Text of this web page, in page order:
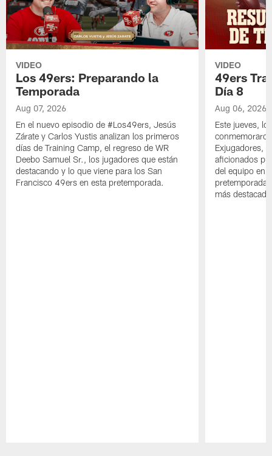
VIDEO
Los 49ers: Preparando la
Temporada
Aug 07, 2026
En el nuevo episodio de #Los49ers, Jesús
Zárate y Carlos Yustis analizan los primeros
días de Training Camp, el regreso de WR
Deebo Samuel Sr., los jugadores que están
destacando y lo que viene para los San
Francisco 49ers en esta pretemporada.
VIDEO
49ers
Día 8
Aug 06, 2026
Este jueves,
Exjugadores,
aficionados
del equipo en
pretemporada
más